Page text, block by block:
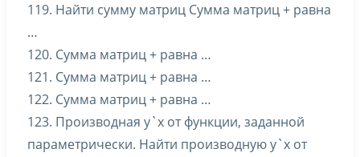
119. Найти сумму матриц Сумма матриц + равна
…
120. Сумма матриц + равна …
121. Сумма матриц + равна …
122. Сумма матриц + равна …
123. Производная y`x от функции, заданной
параметрически. Найти производную y`x от